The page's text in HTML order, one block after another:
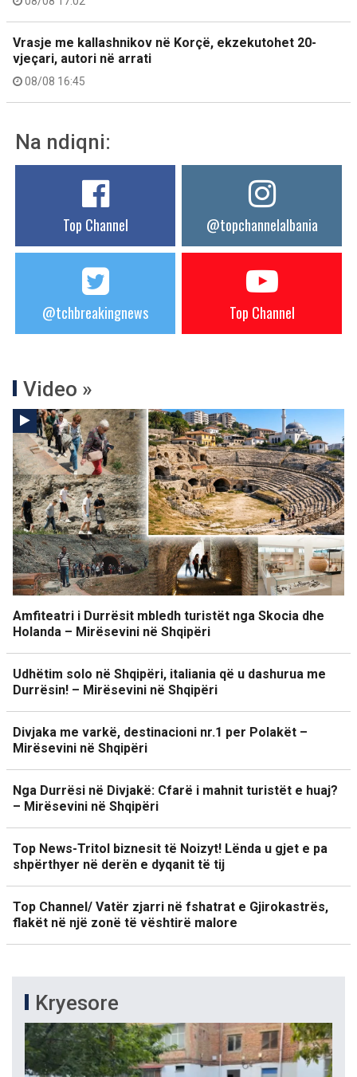
Vrasje me kallashnikov në Korçë, ekzekutohet 20-
vjeçari, autori në arrati
08/08 16:45
Na ndiqni:
Top Channel @topchannelalbania
@tchbreakingnews Top Channel
Video »
Amfiteatri i Durrësit mbledh turistët nga Skocia dhe
Holanda – Mirësevini në Shqipëri
Udhëtim solo në Shqipëri, italiania që u dashurua me
Durrësin! – Mirësevini në Shqipëri
Divjaka me varkë, destinacioni nr.1 per Polakët –
Mirësevini në Shqipëri
Nga Durrësi në Divjakë: Cfarë i mahnit turistët e huaj?
– Mirësevini në Shqipëri
Top News-Tritol biznesit të Noizyt! Lënda u gjet e pa
shpërthyer në derën e dyqanit të tij
Top Channel/ Vatër zjarri në fshatrat e Gjirokastrës,
flakët në një zonë të vështirë malore
Kryesore